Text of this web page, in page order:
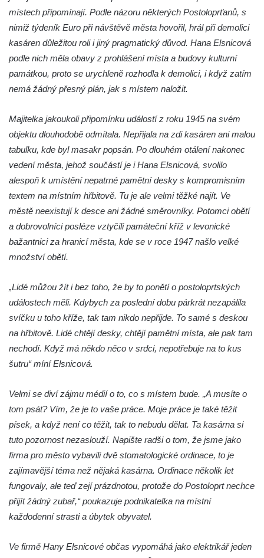
Šenově
Hrob Heinricha Hoffmanna na hřbitově ve
Velkém Šenově
Hrob Heinricha Wünscheho na hřbitově ve
Velkém Šenově
Velkém Šenově
Kenotaf Gerharda Adolfa Johanna Sauera
na hřbitově ve Velkém Šenově
Pomník obětem 1. světové války před
kostelem svatého Bartoloměje ve Velkém
Šenově
Kenotaf Václava Liprta na hřbitově v
Cítolibech
Kenotaf Františka Malypetra na hřbitově v
Hrob Derbákových na hřbitově v Cítolibech
Hrob Františka Morkera na hřbitově v
Cítolibech
Hrob Josefa Fronka na hřbitově v Cítolibech
Hrob Jana Císarika na hřbitově v Cítolibech
Hrob Karla Trenklera na hřbitově v
Cítolibech
Pamětní deska Jaroslava Lhotského na
zámku v Cítolibech
Pomník obětem 1. a 2. světové války před
zámkem v Cítolibech
Pomník na místě hrobu ruských vojáků z
napoleonských válek u silnice z Chlumčan
do Cítolib
Chlumčanech
místech připomínají. Podle názoru některých Postoloprťanů, s
nimiž týdeník Euro při návštěvě města hovořil, hrál při demolici
kasáren důležitou roli i jiný pragmatický důvod. Hana Elsnicová
podle nich měla obavy z prohlášení místa a budovy kulturní
památkou, proto se urychleně rozhodla k demolici, i když zatím
nemá žádný přesný plán, jak s místem naložit.
Majitelka jakoukoli připomínku událostí z roku 1945 na svém
objektu dlouhodobě odmítala. Nepřijala na zdi kasáren ani malou
tabulku, kde byl masakr popsán. Po dlouhém otálení nakonec
vedení města, jehož součástí je i Hana Elsnicová, svolilo
alespoň k umístění nepatrné pamětní desky s kompromisním
textem na místním hřbitově. Tu je ale velmi těžké najít. Ve
městě neexistují k desce ani žádné směrovníky. Potomci obětí
a dobrovolníci posléze vztyčili památeční kříž v levonické
bažantnici za hranicí města, kde se v roce 1947 našlo velké
množství obětí.
„Lidé můžou žít i bez toho, že by to ponětí o postoloprtských
událostech měli. Kdybych za poslední dobu párkrát nezapálila
svíčku u toho kříže, tak tam nikdo nepřijde. To samé s deskou
na hřbitově. Lidé chtějí desky, chtějí pamětní místa, ale pak tam
nechodí. Když má někdo něco v srdci, nepotřebuje na to kus
šutru“ míní Elsnicová.
Velmi se diví zájmu médií o to, co s místem bude. „A musíte o
tom psát? Vím, že je to vaše práce. Moje práce je také těžit
písek, a když není co těžit, tak to nebudu dělat. Ta kasárna si
tuto pozornost nezaslouží. Napište radši o tom, že jsme jako
firma pro město vybavili dvě stomatologické ordinace, to je
zajímavější téma než nějaká kasárna. Ordinace několik let
fungovaly, ale teď zejí prázdnotou, protože do Postoloprt nechce
přijít žádný zubař,“ poukazuje podnikatelka na místní
každodenní strasti a úbytek obyvatel.
Ve firmě Hany Elsnicové občas vypomáhá jako elektrikář jeden